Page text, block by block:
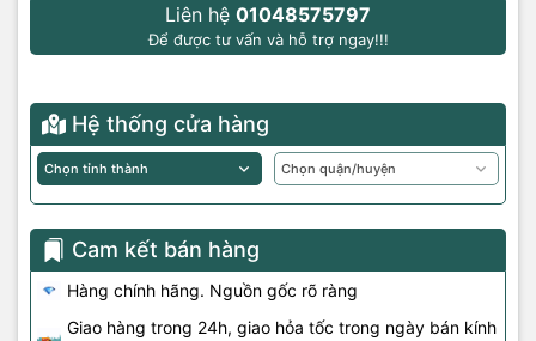
Liên hệ 01048575797
Để được tư vấn và hỗ trợ ngay!!!
Hệ thống cửa hàng
Cam kết bán hàng
Hàng chính hãng. Nguồn gốc rõ ràng
Giao hàng trong 24h, giao hỏa tốc trong ngày bán kính